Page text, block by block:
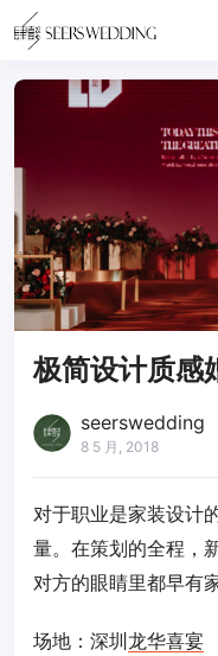
极简设计质感
seerswedding
8 5 月, 2018
对于职业是家装设计
量。在策划的全程，
对方的眼睛里都早有
场地：深圳 龙华喜宴